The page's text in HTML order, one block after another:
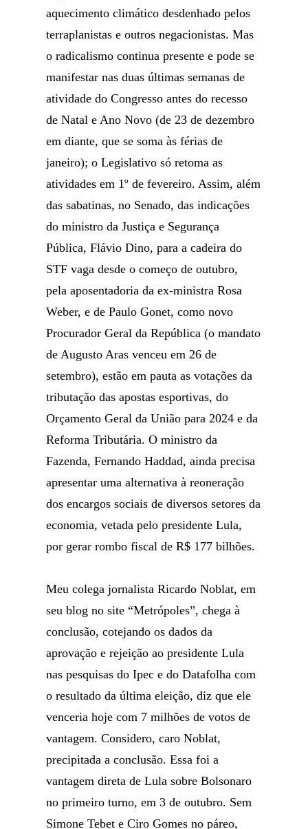
aquecimento climático desdenhado pelos
terraplanistas e outros negacionistas. Mas
o radicalismo continua presente e pode se
manifestar nas duas últimas semanas de
atividade do Congresso antes do recesso
de Natal e Ano Novo (de 23 de dezembro
em diante, que se soma às férias de
janeiro); o Legislativo só retoma as
atividades em 1º de fevereiro. Assim, além
das sabatinas, no Senado, das indicações
do ministro da Justiça e Segurança
Pública, Flávio Dino, para a cadeira do
STF vaga desde o começo de outubro,
pela aposentadoria da ex-ministra Rosa
Weber, e de Paulo Gonet, como novo
Procurador Geral da República (o mandato
de Augusto Aras venceu em 26 de
setembro), estão em pauta as votações da
tributação das apostas esportivas, do
Orçamento Geral da União para 2024 e da
Reforma Tributária. O ministro da
Fazenda, Fernando Haddad, ainda precisa
apresentar uma alternativa à reoneração
dos encargos sociais de diversos setores da
economia, vetada pelo presidente Lula,
por gerar rombo fiscal de R$ 177 bilhões.
Meu colega jornalista Ricardo Noblat, em
seu blog no site “Metrópoles”, chega à
conclusão, cotejando os dados da
aprovação e rejeição ao presidente Lula
nas pesquisas do Ipec e do Datafolha com
o resultado da última eleição, diz que ele
venceria hoje com 7 milhões de votos de
vantagem. Considero, caro Noblat,
precipitada a conclusão. Essa foi a
vantagem direta de Lula sobre Bolsonaro
no primeiro turno, em 3 de outubro. Sem
Simone Tebet e Ciro Gomes no páreo,